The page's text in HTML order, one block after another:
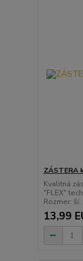
ZÁSTERA
Kvalitná
"FLEX"
Rozmer: ší...
13,99